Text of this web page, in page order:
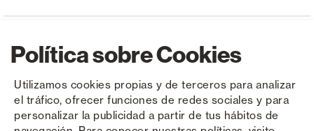
Política sobre Cookies
Utilizamos cookies propias y de terceros para analizar
el tráfico, ofrecer funciones de redes sociales y para
personalizar la publicidad a partir de tus hábitos de
Copyright © Saxun 2023 - 2026 Politique de confidentialité Avis juridique Cookies